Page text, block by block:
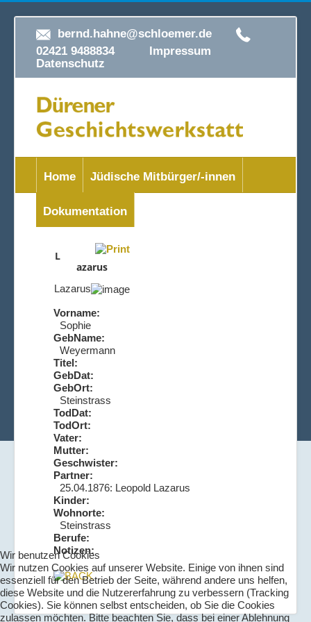
bernd.hahne@schloemer.de
02421 9488834 Impressum
Datenschutz
Home Jüdische Mitbürger/-innen
Dokumentation
L
azarus
Lazarus
Vorname:
Sophie
GebName:
Weyermann
Titel:
GebDat:
GebOrt:
Steinstrass
TodDat:
TodOrt:
Vater:
Mutter:
Geschwister:
Partner:
25.04.1876: Leopold Lazarus
Kinder:
Wohnorte:
Steinstrass
Berufe:
Notizen:
Wir benutzen Cookies
Wir nutzen Cookies auf unserer Website. Einige von ihnen sind
essenziell für den Betrieb der Seite, während andere uns helfen,
diese Website und die Nutzererfahrung zu verbessern (Tracking
Cookies). Sie können selbst entscheiden, ob Sie die Cookies
zulassen möchten. Bitte beachten Sie, dass bei einer Ablehnung